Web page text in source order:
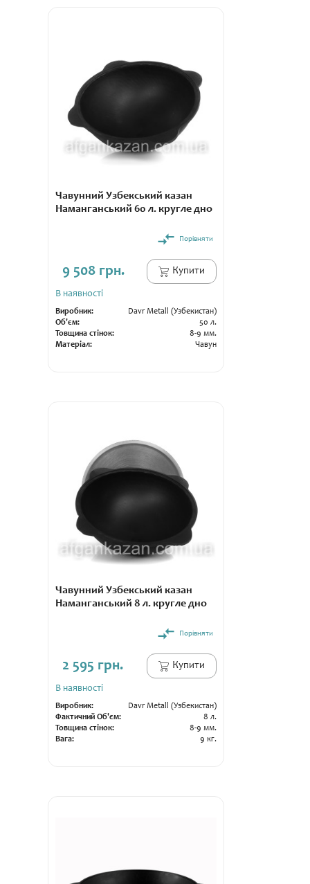
Чавунний Узбекський казан
Наманганський 60 л. кругле дно
Порівняти
9 508 грн. Купити
В наявності
Виробник:
Davr Metall (Узбекистан)
Об'єм:
50 л.
Товщина стінок:
8-9 мм.
Матеріал:
Чавун
Чавунний Узбекський казан
Наманганський 8 л. кругле дно
Порівняти
2 595 грн. Купити
В наявності
Виробник:
Davr Metall (Узбекистан)
Фактичний Об'єм:
8 л.
Товщина стінок:
8-9 мм.
Вага:
9 кг.